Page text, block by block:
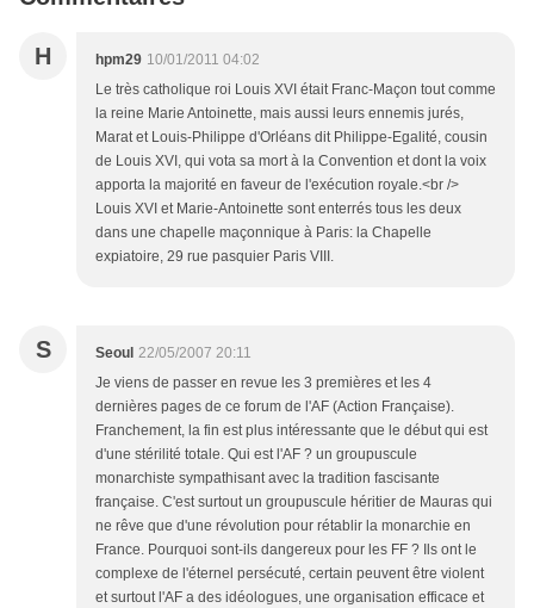
H hpm29 10/01/2011 04:02
Le très catholique roi Louis XVI était Franc-Maçon tout comme
la reine Marie Antoinette, mais aussi leurs ennemis jurés,
Marat et Louis-Philippe d'Orléans dit Philippe-Egalité, cousin
de Louis XVI, qui vota sa mort à la Convention et dont la voix
apporta la majorité en faveur de l'exécution royale.<br />
Louis XVI et Marie-Antoinette sont enterrés tous les deux
dans une chapelle maçonnique à Paris: la Chapelle
expiatoire, 29 rue pasquier Paris VIII.
S Seoul 22/05/2007 20:11
Je viens de passer en revue les 3 premières et les 4
dernières pages de ce forum de l'AF (Action Française).
Franchement, la fin est plus intéressante que le début qui est
d'une stérilité totale. Qui est l'AF ? un groupuscule
monarchiste sympathisant avec la tradition fascisante
française. C'est surtout un groupuscule héritier de Mauras qui
ne rêve que d'une révolution pour rétablir la monarchie en
France. Pourquoi sont-ils dangereux pour les FF ? Ils ont le
complexe de l'éternel persécuté, certain peuvent être violent
et surtout l'AF a des idéologues, une organisation efficace et